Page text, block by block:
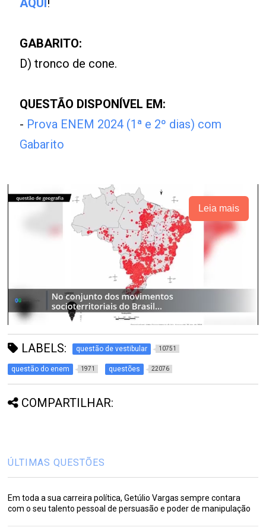
AQUI !
GABARITO:
D) tronco de cone.
QUESTÃO DISPONÍVEL EM:
- Prova ENEM 2024 (1ª e 2º dias) com
Gabarito
Leia mais
LABELS: questão de vestibular 10751
questão do enem 1971 questões 22076
COMPARTILHAR:
ÚLTIMAS QUESTÕES
Em toda a sua carreira política, Getúlio Vargas sempre contara
com o seu talento pessoal de persuasão e poder de manipulação